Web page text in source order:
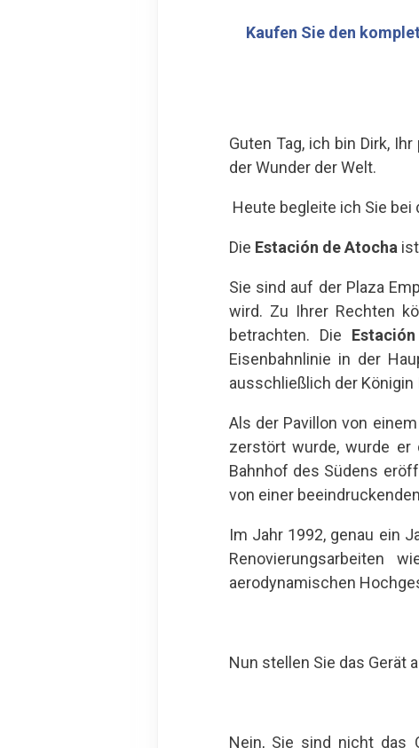
Kaufen Sie den
Guten Tag, ich bin Dirk,
der Wunder der Welt.
Heute begleite ich Sie
Die Estación de Atocha
Sie sind auf der Plaza
wird. Zu Ihrer Rechten
betrachten. Die
Eisenbahnlinie in der
ausschließlich der
Als der Pavillon von
zerstört wurde, wurde
Bahnhof des Südens
von einer
Im Jahr 1992, genau ein
Renovierungsarbeiten
aerodynamischen
Nun stellen Sie das Gerät
Nein, Sie sind nicht das